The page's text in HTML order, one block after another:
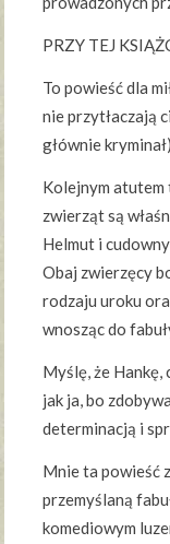
PRZY TEJ
To powieść dla
nie przytłaczają
głównie kryminał).
Kolejnym atutem
zwierząt są
Helmut i
Obaj zwierzęcy
rodzaju uroku
wnosząc do
Myślę, że
jak ja, bo
determinacją i
Mnie ta powieść
przemyślaną
komediowym